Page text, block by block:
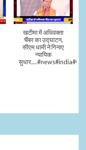
खटीमा में अधिवक्ता
चैंबर का उद्घाटन,
सीएम धामी ने गिनाए
न्यायिक